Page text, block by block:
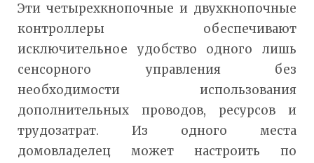
Эти четырехкнопочные и двухкнопочные
контроллеры обеспечивают
исключительное удобство одного лишь
сенсорного управления без
необходимости использования
дополнительных проводов, ресурсов и
трудозатрат. Из одного места
домовладелец может настроить по